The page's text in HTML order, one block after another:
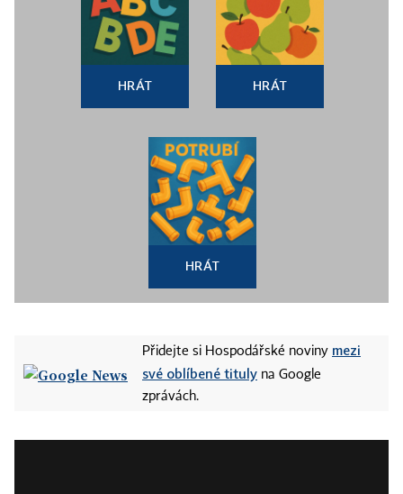
HRÁT HRÁT
HRÁT
Přidejte si Hospodářské noviny mezi
své oblíbené tituly na Google
zprávách.